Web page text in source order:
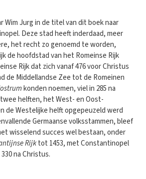
Wim Jurg in de titel van dit boek naar
Deze stad heeft inderdaad, meer
het recht zo genoemd te worden,
de hoofdstad van het Romeinse Rijk
Rijk dat zich vanaf 476 voor Christus
de Middellandse Zee tot de Romeinen
konden noemen, viel in 285 na
helften, het West- en Oost-
de Westelijke helft opgepeuzeld werd
Germaanse volksstammen, bleef
wisselend succes wel bestaan, onder
Rijktot 1453, met Constantinopel
na Christus.